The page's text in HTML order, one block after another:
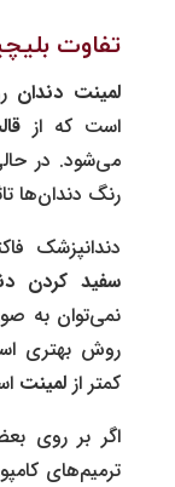
تفاوت
لمینت دندان
است که از
می‌شود. در
رنگ دندان‌ها
دندانپزشک
سفید کردن
نمی‌توان به
روش بهتری
کمتر از لمینت
اگر بر روی
ترمیم‌های